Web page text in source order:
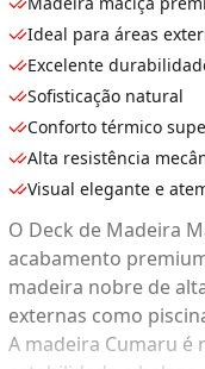
Ideal para áreas
Excelente
Sofisticação natural
Conforto térmico
Alta resistência
Visual elegante e
O Deck de Madeira
acabamento
madeira nobre de
externas como
A madeira Cumaru é